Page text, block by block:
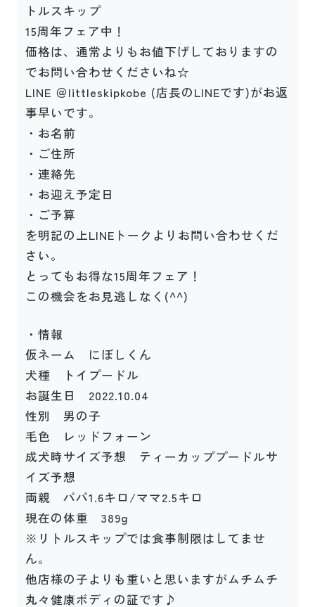
トルスキップ
15周年フェア中！
価格は、通常よりもお値下げしておりますの
でお問い合わせくださいね☆
LINE ＠littleskipkobe (店長のLINEです)がお返
事早いです。
・お名前
・ご住所
・連絡先
・お迎え予定日
・ご予算
を明記の上LINEトークよりお問い合わせくだ
さい。
とってもお得な15周年フェア！
この機会をお見逃しなく(^^)
・情報
仮ネーム にぼしくん
犬種 トイプードル
お誕生日 2022.10.04
性別 男の子
毛色 レッドフォーン
成犬時サイズ予想 ティーカッププードルサ
イズ予想
両親 パパ1.6キロ/ママ2.5キロ
現在の体重 389g
※リトルスキップでは食事制限はしてませ
ん。
他店様の子よりも重いと思いますがムチムチ
丸々健康ボディの証です♪